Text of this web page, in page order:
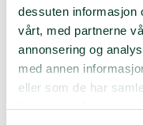
dessuten informasjon
vårt, med partnerne
annonsering og
med annen
eller som de har